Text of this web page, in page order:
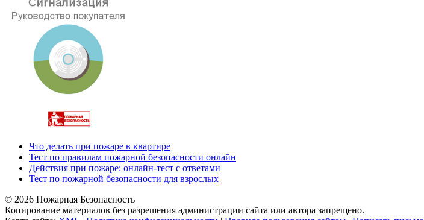
Что делать при пожаре в квартире
Тест по правилам пожарной безопасности онлайн
Действия при пожаре: онлайн-тест с ответами
Тест по пожарной безопасности для взрослых
© 2026 Пожарная Безопасность
Копирование материалов без разрешения администрации сайта или автора запрещено.